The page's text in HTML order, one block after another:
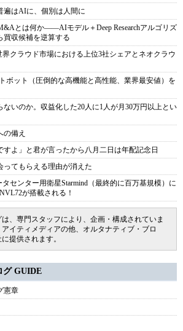
遍はAIに、個別は人間に
とは何か――AIモデル＋Deep Researchアルゴリズ
買収候補を逆算する
クラウド市場における上位3社シェアとネオクラウ
ボット（圧倒的な高機能と高性能、業界最安値）を
ないのか。収益化した20人に1人が月30万円以上とい
の備え
すよ」と君が言ったから八月二日は年配記念日
ってもらえる理由が消えた
センター用衛星Starmind（最終的に百万基規模）に
が搭載される！
、専門スタッフにより、企画・構成されていま
イティメディアの他、オルタナティブ・ブロ
提供されます。
グ GUIDE
憲章